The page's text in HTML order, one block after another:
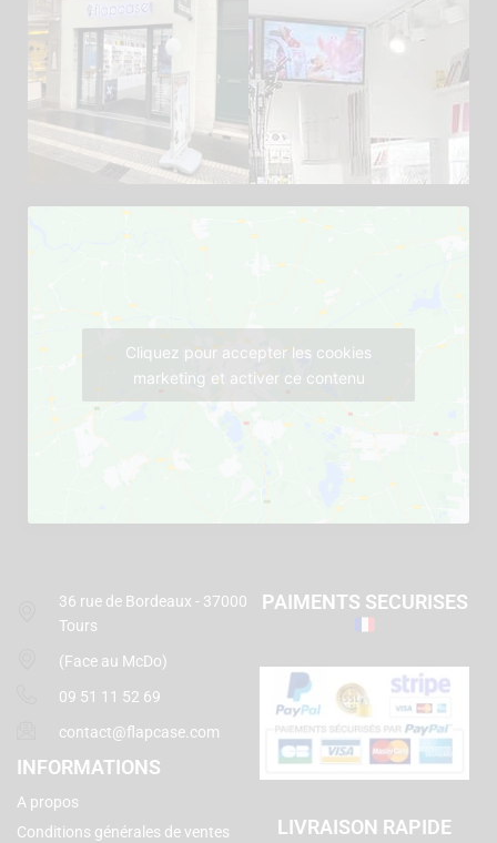
Cliquez pour accepter les cookies
marketing et activer ce contenu
36 rue de Bordeaux - 37000
Tours
(Face au McDo)
09 51 11 52 69
contact@flapcase.com
INFORMATIONS
A propos
Conditions générales de ventes
PAIMENTS SECURISES
LIVRAISON RAPIDE